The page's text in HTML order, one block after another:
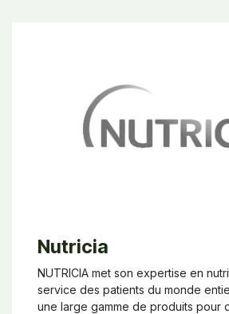
Nutricia
NUTRICIA met son expertise en
service des patients du monde
une large gamme de produits pour